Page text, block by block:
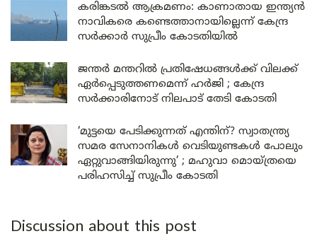
കരിങ്കടൽ ആക്രമണം: കാണാതായ ഇന്ത്യൻ
നാവികരെ കണ്ടെത്താനായില്ലെന്ന് കേന്ദ്ര
സർക്കാർ സുപ്രീം കോടതിയിൽ
ജന്തർ മന്തറിൽ പ്രതിഷേധങ്ങൾക്ക് വിലക്ക്
ഏർപ്പെടുത്തണമെന്ന് ഹർജി ; കേന്ദ്ര
സർക്കാരിനോട് നിലപാട് തേടി കോടതി
‘മുട്ടയെ പേടിക്കുന്നത് എന്തിന്? സ്വാതന്ത്ര്യ
സമര സേനാനികൾ വെടിയുണ്ടകൾ പോലും
ഏറ്റുവാങ്ങിയിരുന്നു’ ; മഹുവാ മൊയ്ത്രയെ
പരിഹസിച്ച് സുപ്രീം കോടതി
Discussion about this post